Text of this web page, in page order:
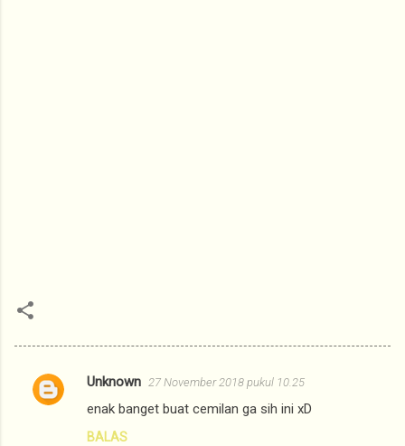
K
Unknown 27 November 2018 pukul 10.25
enak banget buat cemilan ga sih ini xD
BALAS